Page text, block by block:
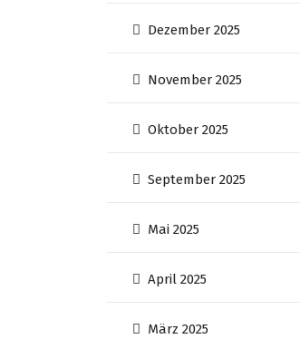
Dezember 2025
November 2025
Oktober 2025
September 2025
Mai 2025
April 2025
März 2025